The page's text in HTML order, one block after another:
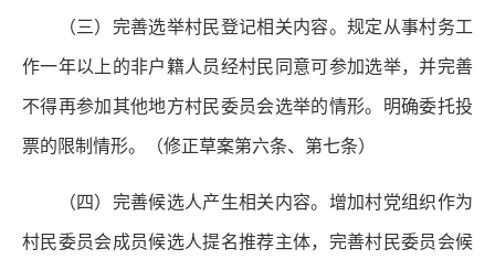
（三）完善选举村民登记相关内容。 规定从事村务工
作一年以上的非户籍人员经村民同意可参加选举，并完善
不得再参加其他地方村民委员会选举的情形。明确委托投
票的限制情形。（修正草案第六条、第七条）
（四）完善候选人产生相关内容。 增加村党组织作为
村民委员会成员候选人提名推荐主体，完善村民委员会候